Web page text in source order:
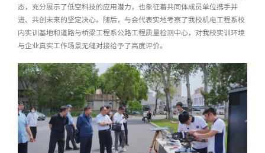
态， 充分展示了低空科技的应用潜力，也象征着共同体成员单位携手并
进、共创未来的坚定决心。
随后，与会代表实地考察了我校机电工程系校
内实训基地和道路与桥梁工程系公路工程质量检测中心，对我校实训环境
与企业真实工作场景无缝对接给予了高度评价。